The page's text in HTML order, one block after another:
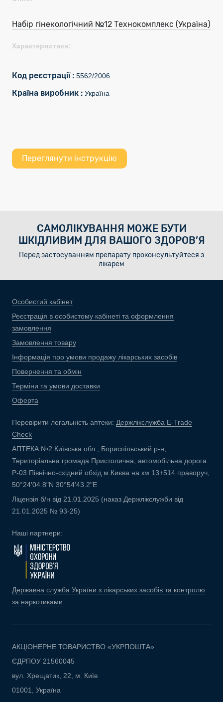
Набір гінекологічний №12 Технокомплекс (Україна)
Характеристики:
Код реєстрації : 5562/2006
Країна виробник : Україна
Переглянути інструкцію
САМОЛІКУВАННЯ МОЖЕ БУТИ
ШКІДЛИВИМ ДЛЯ ВАШОГО ЗДОРОВ’Я
Перед застосуванням препарату проконсультуйтеся з
лікарем
Особистий кабінет
Реєстрація в особистому кабінеті та оформлення
замовлення
Замовлення товару
Інформація про умови продажу лікарських засобів
Повернення та обмін
Терміни та умови доставки
Оферта
Перевірити легальність аптеки: Держлікслужба E-Trade
Check
АПТЕКА №2 Київська обл., Бориспільський р-н,
Територіальна громада Пристолична, автомобільна дорога
Р-03 Північно-східний обхід м.Києва на км 13+514 праворуч,
50°24'04.8"N 30°54'43.2"E
Ліцензія б/н від 21.01.2025 (наказ Держлікслужби від
21.01.2025 № 93-25)
Наші партнери:
Державна служба України з лікарських засобів та контролю
за наркотиками
АКЦІОНЕРНЕ ТОВАРИСТВО «УКРПОШТА»
ЄДРПОУ 21560045
вул. Хрещатик, 22, м. Київ
01001, Україна